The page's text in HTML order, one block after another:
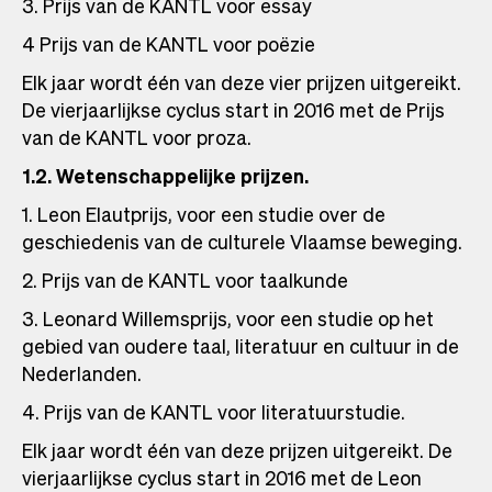
4 Prijs van de KANTL voor poëzie
Elk jaar wordt één van deze vier prijzen uitgereikt.
De vierjaarlijkse cyclus start in 2016 met de Prijs
van de KANTL voor proza.
1.2. Wetenschappelijke prijzen.
1. Leon Elautprijs, voor een studie over de
geschiedenis van de culturele Vlaamse beweging.
2. Prijs van de KANTL voor taalkunde
3. Leonard Willemsprijs, voor een studie op het
gebied van oudere taal, literatuur en cultuur in de
Nederlanden.
4. Prijs van de KANTL voor literatuurstudie.
Elk jaar wordt één van deze prijzen uitgereikt. De
vierjaarlijkse cyclus start in 2016 met de Leon